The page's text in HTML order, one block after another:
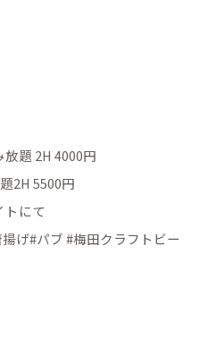
題 2H 4000円
2H 5500円
トにて
げ#パブ #梅田クラフトビー